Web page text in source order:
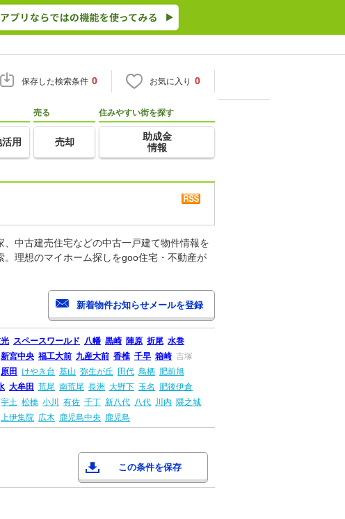
保存した検索条件 0 お気に入り 0
用
売る
売却
住みやすい街を探す
助成金
情報
中古建売住宅などの中古一戸建て物件情報を
理想のマイホーム探しをgoo住宅・不動産が
スペースワールド 八幡 黒崎 陣原 折尾 水巻
新宮中央 福工大前 九産大前 香椎 千早 箱崎 吉塚
原田 けやき台 基山 弥生が丘 田代 鳥栖 肥前旭
大牟田 荒尾 南荒尾 長洲 大野下 玉名
肥後伊倉
宇土 松橋 小川 有佐 千丁 新八代 八代 川内 隈之城
上伊集院 広木 鹿児島中央 鹿児島
この条件を保存